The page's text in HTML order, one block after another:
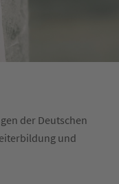
der Deutschen
und